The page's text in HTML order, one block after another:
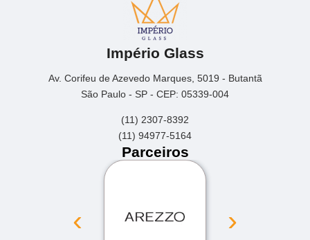
Império Glass
Av. Corifeu de Azevedo Marques, 5019 - Butantã
São Paulo - SP - CEP: 05339-004
(11) 2307-8392
(11) 94977-5164
Parceiros
‹ ›